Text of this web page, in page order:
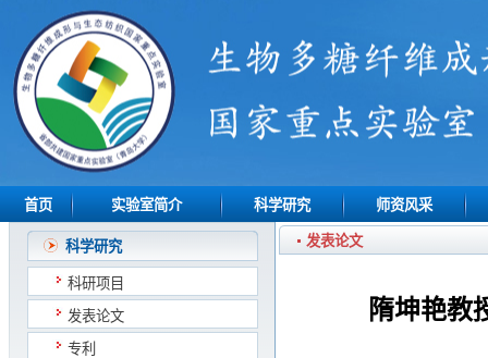
首页 实验室简介 科学研究 师资风采
科学研究
科研项目
发表论文
专利
发表论文
隋坤艳教